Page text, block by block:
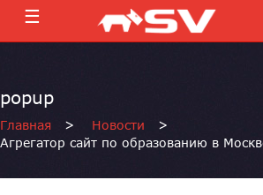
☰
popup
Главная > Новости
>
Агрегатор сайт по образованию в